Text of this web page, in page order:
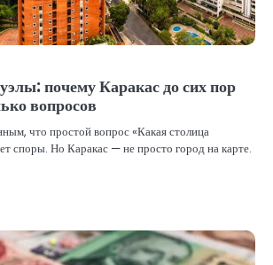
почему Каракас до сих пор
вопросов
что простой вопрос «Какая столица
споры. Но Каракас — не просто город на карте.